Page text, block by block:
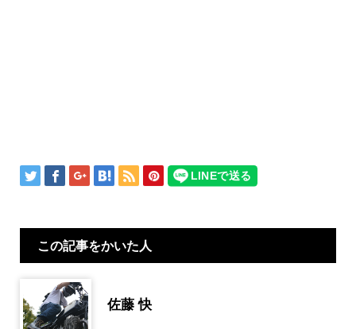
この記事をかいた人
佐藤 快